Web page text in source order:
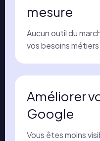
mesure
Aucun outil du
vos besoins
Améliorer
Google
Vous êtes moins